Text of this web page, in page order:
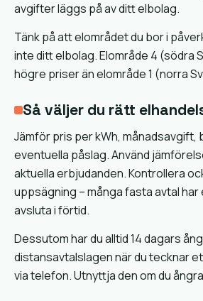
avgifter läggs på av ditt elbolag.
Tänk på att elområdet du bor i
inte ditt elbolag. Elområde 4 (södra
högre priser än elområde 1 (norra
Så väljer du rätt
Jämför pris per kWh, månadsavgift,
eventuella påslag. Använd
aktuella erbjudanden. Kontrollera
uppsägning – många fasta avtal har
avsluta i förtid.
Dessutom har du alltid 14 dagars
distansavtalslagen när du tecknar
via telefon. Utnyttja den om du